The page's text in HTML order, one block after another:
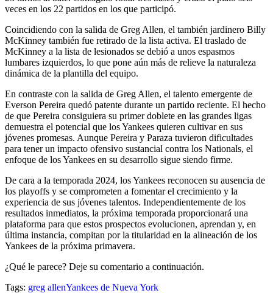
veces en los 22 partidos en los que participó.
Coincidiendo con la salida de Greg Allen, el también jardinero Billy
McKinney también fue retirado de la lista activa. El traslado de
McKinney a la lista de lesionados se debió a unos espasmos
lumbares izquierdos, lo que pone aún más de relieve la naturaleza
dinámica de la plantilla del equipo.
En contraste con la salida de Greg Allen, el talento emergente de
Everson Pereira quedó patente durante un partido reciente. El hecho
de que Pereira consiguiera su primer doblete en las grandes ligas
demuestra el potencial que los Yankees quieren cultivar en sus
jóvenes promesas. Aunque Pereira y Paraza tuvieron dificultades
para tener un impacto ofensivo sustancial contra los Nationals, el
enfoque de los Yankees en su desarrollo sigue siendo firme.
De cara a la temporada 2024, los Yankees reconocen su ausencia de
los playoffs y se comprometen a fomentar el crecimiento y la
experiencia de sus jóvenes talentos. Independientemente de los
resultados inmediatos, la próxima temporada proporcionará una
plataforma para que estos prospectos evolucionen, aprendan y, en
última instancia, compitan por la titularidad en la alineación de los
Yankees de la próxima primavera.
¿Qué le parece? Deje su comentario a continuación.
Tags: greg allenYankees de Nueva York